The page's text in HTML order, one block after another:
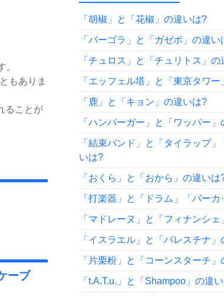
。
もありま
ることが
ーブ
「胡椒」と「花椒」の違いは?
「パーゴラ」と「ガゼボ」の違い
「チュロス」と「チュリトス」の
「エッフェル塔」と「東京タワ
「鹿」と「キョン」の違いは?
「ハンバーガー」と「ワッパー
「結束バンド」と「タイラップ
いは?
「おくら」と「おから」の違いは
「打楽器」と「ドラム」「パー
「マドレーヌ」と「フィナンシ
「イスラエル」と「パレスチナ
「片栗粉」と「コーンスターチ
「t.A.T.u.」と「Shampoo」の違